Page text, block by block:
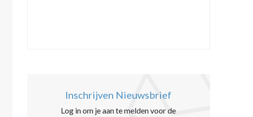
Inschrijven Nieuwsbrief
Log in om je aan te melden voor de